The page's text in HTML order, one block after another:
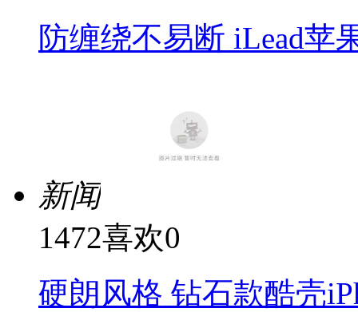
防缠绕不易断 iLead苹
新闻
1472喜欢0
硬朗风格 钻石款酷壳